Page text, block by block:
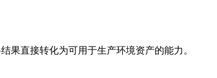
果直接转化为可用于生产环境资产的能力。